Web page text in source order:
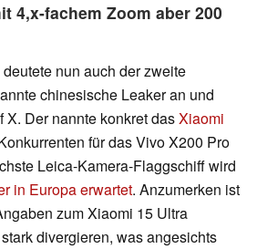
4,x-fachem Zoom aber 200
nun auch der zweite
chinesische Leaker an und
X. Der nannte konkret dasXiaomi
für das Vivo X200 Pro
Leica-Kamera-Flaggschiff wird
in Europa erwartet. Anzumerken ist
zum Xiaomi 15 Ultra
divergieren, was angesichts